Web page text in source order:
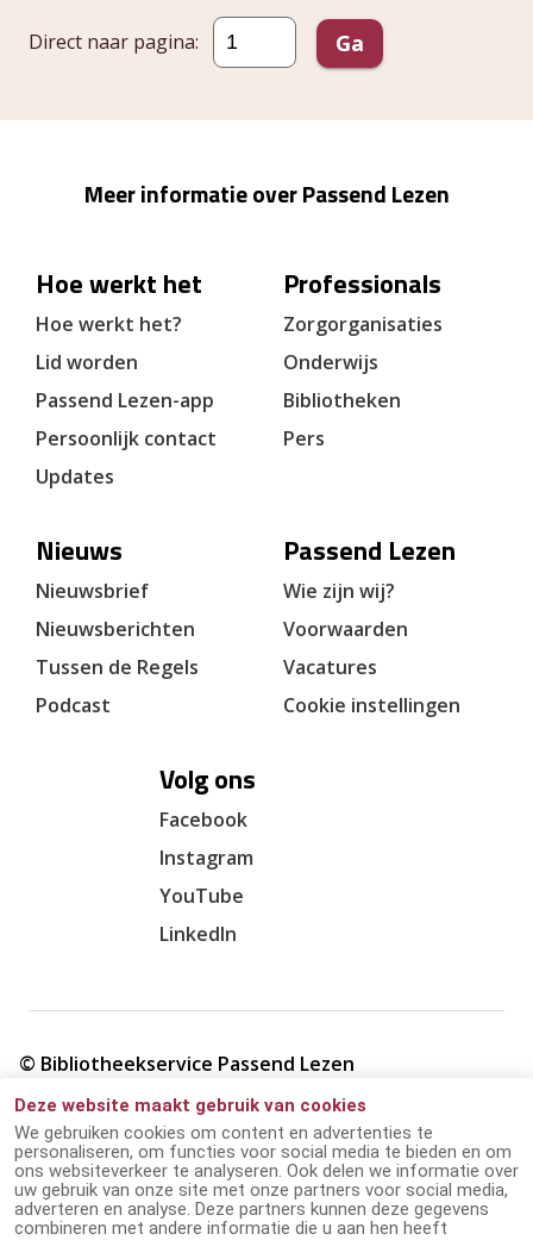
Deze website maakt gebruik van cookies
We gebruiken cookies om content en advertenties te
personaliseren, om functies voor social media te bieden en om
ons websiteverkeer te analyseren. Ook delen we informatie over
uw gebruik van onze site met onze partners voor social media,
adverteren en analyse. Deze partners kunnen deze gegevens
combineren met andere informatie die u aan hen heeft
Direct naar pagina: Ga
Meer informatie over Passend Lezen
Hoe werkt het
Hoe werkt het?
Lid worden
Passend Lezen-app
Persoonlijk contact
Updates
Professionals
Zorgorganisaties
Onderwijs
Bibliotheken
Pers
Nieuws
Nieuwsbrief
Nieuwsberichten
Tussen de Regels
Podcast
Passend Lezen
Wie zijn wij?
Voorwaarden
Vacatures
Cookie instellingen
Volg ons
Facebook
Instagram
YouTube
LinkedIn
© Bibliotheekservice Passend Lezen
Cookie verklaring
Giften en ANBI